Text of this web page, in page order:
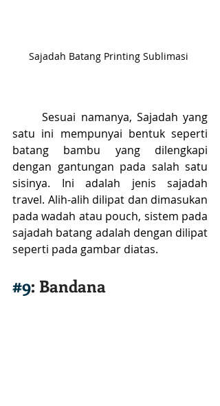
Sajadah Batang Printing Sublimasi
	Sesuai namanya, Sajadah yang
satu ini mempunyai bentuk seperti
batang bambu yang dilengkapi
dengan gantungan pada salah satu
sisinya. Ini adalah jenis sajadah
travel. Alih-alih dilipat dan dimasukan
pada wadah atau pouch, sistem pada
sajadah batang adalah dengan dilipat
seperti pada gambar diatas.
#9: Bandana